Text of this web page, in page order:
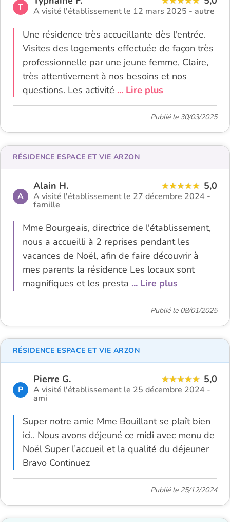
T A visité l'établissement le 12 mars 2025 - autre
Une résidence très accueillante dès l'entrée.
Visites des logements effectuée de façon très
professionnelle par une jeune femme, Claire,
très attentivement à nos besoins et nos
questions. Les activité ... Lire plus
Publié le 30/03/2025
A
Alain H. 5,0
A visité l'établissement le 27 décembre 2024 -
famille
Mme Bourgeais, directrice de l'établissement,
nous a accueilli à 2 reprises pendant les
vacances de Noël, afin de faire découvrir à
mes parents la résidence Les locaux sont
magnifiques et les presta ... Lire plus
RÉSIDENCE ESPACE ET VIE ARZON
Publié le 08/01/2025
P
Pierre G. 5,0
A visité l'établissement le 25 décembre 2024 -
ami
Super notre amie Mme Bouillant se plaît bien
ici.. Nous avons déjeuné ce midi avec menu de
Noël Super l’accueil et la qualité du déjeuner
Bravo Continuez
RÉSIDENCE ESPACE ET VIE ARZON
Publié le 25/12/2024